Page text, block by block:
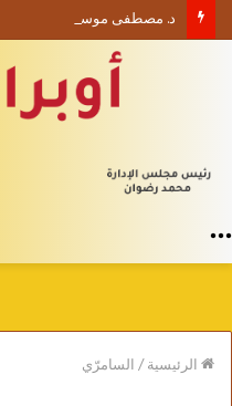
د. مصطفى موسى يكتب الأربعون الإدارية
الرئيسية/السامرّي